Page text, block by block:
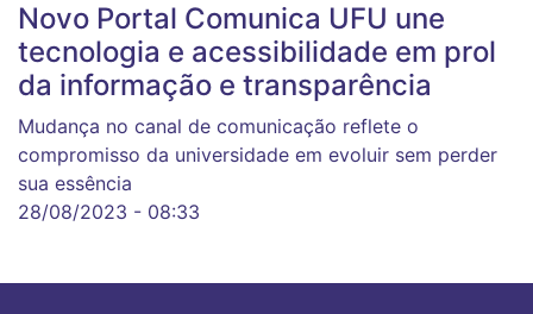
Novo Portal Comunica UFU une
tecnologia e acessibilidade em prol
da informação e transparência
Mudança no canal de comunicação reflete o
compromisso da universidade em evoluir sem perder
sua essência
28/08/2023 - 08:33